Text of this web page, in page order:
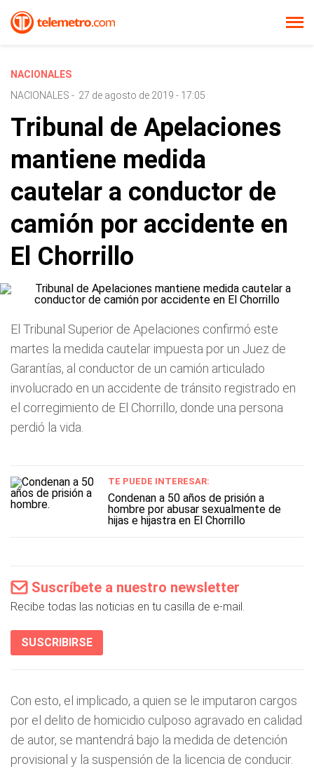
NACIONALES
NACIONALES - 27 de agosto de 2019 - 17:05
Tribunal de Apelaciones
mantiene medida
cautelar a conductor de
camión por accidente en
El Chorrillo
El Tribunal Superior de Apelaciones confirmó este
martes la medida cautelar impuesta por un Juez de
Garantías, al conductor de un camión articulado
involucrado en un accidente de tránsito registrado en
el corregimiento de El Chorrillo, donde una persona
perdió la vida.
TE PUEDE INTERESAR:
Condenan a 50 años de prisión a
hombre por abusar sexualmente de
hijas e hijastra en El Chorrillo
Suscríbete a nuestro newsletter
Recibe todas las noticias en tu casilla de e-mail.
SUSCRIBIRSE
Con esto, el implicado, a quien se le imputaron cargos
por el delito de homicidio culposo agravado en calidad
de autor, se mantendrá bajo la medida de detención
provisional y la suspensión de la licencia de conducir.